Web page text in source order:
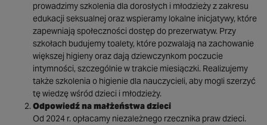
prowadzimy szkolenia dla dorosłych i młodzieży z zakresu
edukacji seksualnej oraz wspieramy lokalne inicjatywy, które
zapewniają społeczności dostęp do prezerwatyw. Przy
szkołach budujemy toalety, które pozwalają na zachowanie
większej higieny oraz dają dziewczynkom poczucie
intymności, szczególnie w trakcie miesiączki. Realizujemy
także szkolenia o higienie dla nauczycieli, aby mogli szerzyć
tę wiedzę wśród dzieci i młodzieży.
Odpowiedź na małżeństwa dzieci
Od 2024 r. opłacamy niezależnego rzecznika praw dzieci.